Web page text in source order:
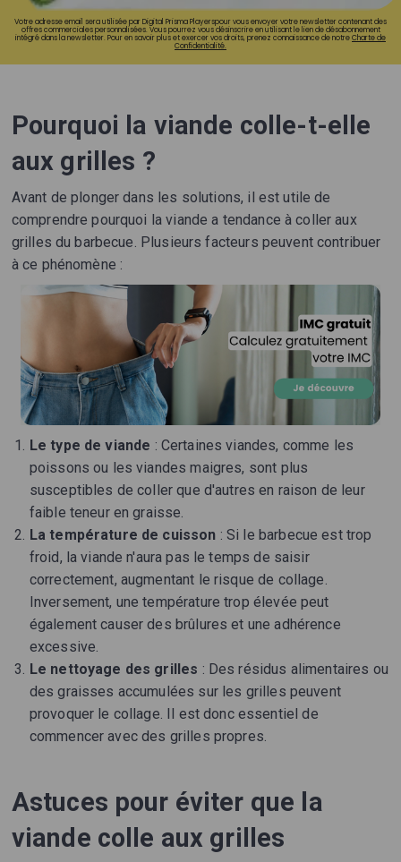
Votre adresse email sera utilisée par Digital Prisma Playerspour vous envoyer votre newsletter contenant des
offres commerciales personnalisées. Vous pourrez vous désinscrire en utilisant le lien de désabonnement
intégré dans la newsletter. Pour en savoir plus et exercer vos droits, prenez connaissance de notreCharte de
Confidentialité.
Pourquoi la viande colle-t-elle
aux grilles ?
Avant de plonger dans les solutions, il est utile de
comprendre pourquoi la viande a tendance à coller aux
grilles du barbecue. Plusieurs facteurs peuvent contribuer
à ce phénomène :
Le type de viande : Certaines viandes, comme les
poissons ou les viandes maigres, sont plus
susceptibles de coller que d'autres en raison de leur
faible teneur en graisse.
La température de cuisson : Si le barbecue est trop
froid, la viande n'aura pas le temps de saisir
correctement, augmentant le risque de collage.
Inversement, une température trop élevée peut
également causer des brûlures et une adhérence
excessive.
Le nettoyage des grilles : Des résidus alimentaires ou
des graisses accumulées sur les grilles peuvent
provoquer le collage. Il est donc essentiel de
commencer avec des grilles propres.
Astuces pour éviter que la
viande colle aux grilles